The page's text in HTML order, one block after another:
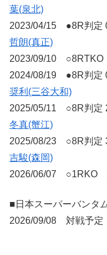
葉(泉北)
2023/04/15 ●8R判定
哲朗(真正)
2023/09/10
2024/08/19 ●8R判定
奨利(三谷大和)
2025/05/11 ○8R判定
冬真(蟹江)
2025/08/23 ○8R判定
吉駿(森岡)
2026/06/07 ○1RKO
■日本スーパーバンタ
2026/09/08 対戦予